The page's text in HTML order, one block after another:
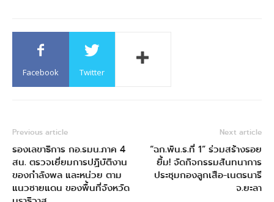
Facebook Twitter
Previous article
รองเลขาธิการ กอ.รมน.ภาค 4
สน. ตรวจเยี่ยมการปฏิบัติงาน
ของกำลังพล และหน่วย ตาม
แนวชายแดน ของพื้นที่จังหวัด
Next article
“ฉก.พัน.ร.ที่ 1” ร่วมสร้างรอย
ยิ้ม! จัดกิจกรรมสันทนาการ
ประชุมกองลูกเสือ-เนตรนารี
จ.ยะลา